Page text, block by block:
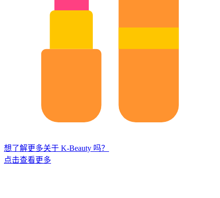
想了解更多关于 K-Beauty 吗？
点击查看更多